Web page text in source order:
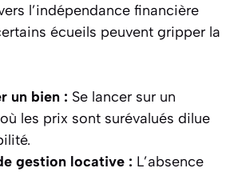
l’indépendance financière
écueils peuvent gripper la
un bien : Se lancer sur un
les prix sont surévalués dilue
gestion locative : L’absence